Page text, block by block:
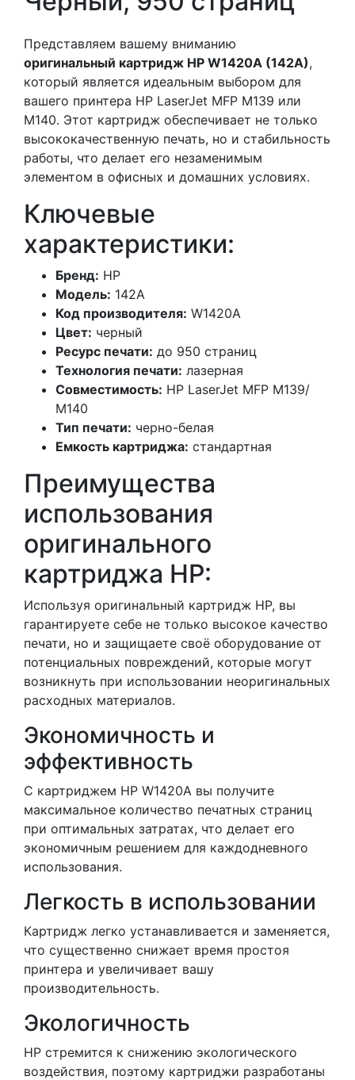
Представляем вашему вниманию
оригинальный картридж HP W1420A (142A),
который является идеальным выбором для
вашего принтера HP LaserJet MFP M139 или
M140. Этот картридж обеспечивает не только
высококачественную печать, но и стабильность
работы, что делает его незаменимым
элементом в офисных и домашних условиях.
Ключевые
характеристики:
Бренд: HP
Модель: 142A
Код производителя: W1420A
Цвет: черный
Ресурс печати: до 950 страниц
Технология печати: лазерная
Совместимость: HP LaserJet MFP M139/
M140
Тип печати: черно-белая
Емкость картриджа: стандартная
Преимущества
использования
оригинального
картриджа HP:
Используя оригинальный картридж HP, вы
гарантируете себе не только высокое качество
печати, но и защищаете своё оборудование от
потенциальных повреждений, которые могут
возникнуть при использовании неоригинальных
расходных материалов.
Экономичность и
эффективность
С картриджем HP W1420A вы получите
максимальное количество печатных страниц
при оптимальных затратах, что делает его
экономичным решением для каждодневного
использования.
Легкость в использовании
Картридж легко устанавливается и заменяется,
что существенно снижает время простоя
принтера и увеличивает вашу
производительность.
Экологичность
HP стремится к снижению экологического
воздействия, поэтому картриджи разработаны